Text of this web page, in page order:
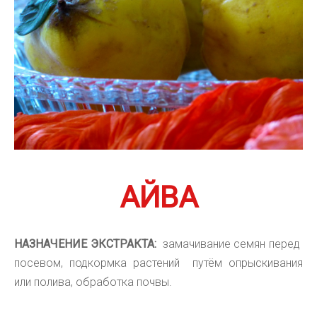
АЙВА
НАЗНАЧЕНИЕ ЭКСТРАКТА:замачивание семян перед
посевом, подкормка растений путём опрыскивания
или полива, обработка почвы.